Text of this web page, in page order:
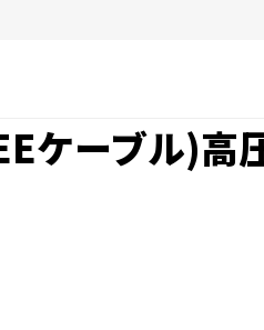
ケーブル)高